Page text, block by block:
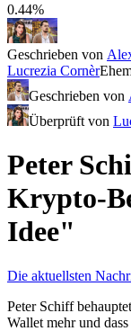
0.44%
Geschrieben von
Lucrezia Cornèr
Geschrieben von
Überprüft von
Peter
Krypto-
Idee"
Die aktuellsten
Peter Schiff
Wallet mehr und